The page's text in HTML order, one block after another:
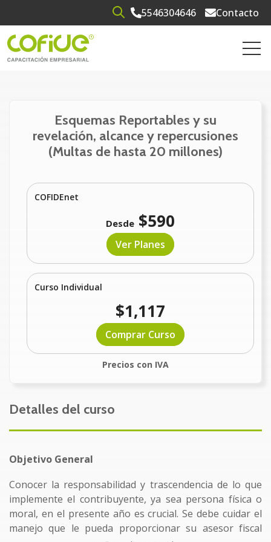
Open search5546304646 Contacto
Esquemas Reportables y su
revelación, alcance y repercusiones
(Multas de hasta 20 millones)
Curso Individual
$1,117
Comprar Curso
COFIDEnet
Desde$590
Ver Planes
Precios con IVA
Detalles del curso
Objetivo General
Conocer la responsabilidad y trascendencia de lo que
implemente el contribuyente, ya sea persona física o
moral, en el presente año es crucial. Se debe cuidar el
manejo que le pueda proporcionar su asesor fiscal